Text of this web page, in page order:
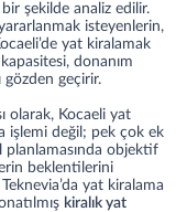
şekilde analiz edilir.
isteyenlerin,
yat kiralamak
donanım
gözden geçirir.
olarak, Kocaeli yat
işlemi değil; pek çok ek
planlamasında objektif
beklentilerini
yat kiralama
kiralık yat